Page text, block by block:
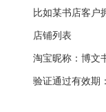
比如某书店客户
店铺列表
淘宝昵称：博文
验证通过有效期